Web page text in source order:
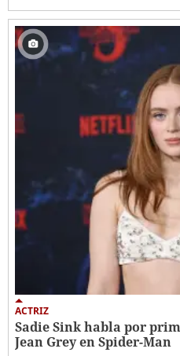
ACTRIZ
Sadie Sink habla por
Jean Grey en Spider-Man